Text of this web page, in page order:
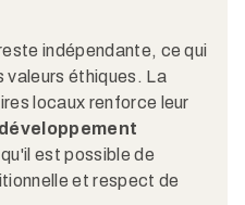
indépendante, ce qui
valeurs éthiques. La
locaux renforce leur
développement
est possible de
et respect de